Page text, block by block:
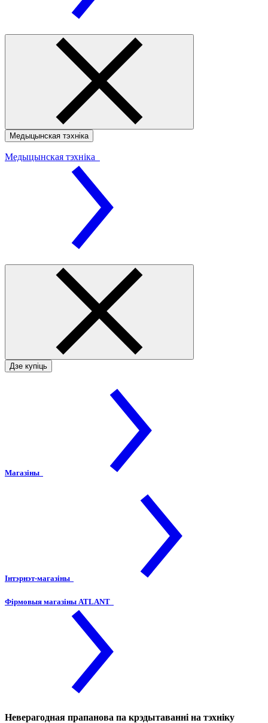
Медыцынская тэхніка
Медыцынская тэхніка
Дзе купіць
Магазіны
Інтэрнэт-магазіны
Фірмовыя магазіны ATLANT
Неверагодная прапанова па крэдытаванні на тэхніку